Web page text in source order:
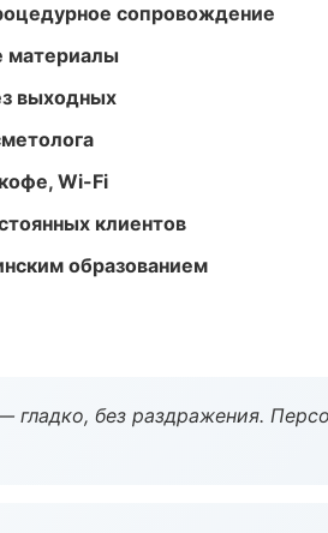
сопровождение
материалы
выходных
Wi-Fi
клиентов
образованием
без раздражения.